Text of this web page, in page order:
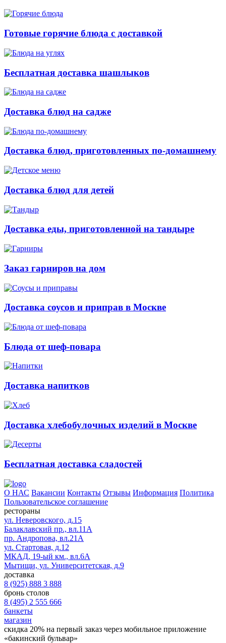
Готовые горячие блюда с доставкой
Бесплатная доставка шашлыков
Доставка блюд на садже
Доставка блюд, приготовленных по-домашнему
Доставка блюд для детей
Доставка еды, приготовленной на тандыре
Заказ гарниров на дом
Доставка соусов и приправ в Москве
Блюда от шеф-повара
Доставка напитков
Доставка хлебобулочных изделий в Москве
Бесплатная доставка сладостей
О НАС Вакансии Контакты Отзывы Информация Политика
Пользовательское соглашение
рестораны
ул. Неверовского, д.15
Балаклавский пр., вл.11А
пр. Андропова, вл.21А
ул. Стартовая, д.12
МКАД, 19-ый км., вл.6А
Мытищи, ул. Университетская, д.9
доставка
8 (925) 888 3 888
бронь столов
8 (495) 2 555 666
банкеты
магазин
скидка 20% на первый заказ через мобильное приложение
«бакинский бульвар»